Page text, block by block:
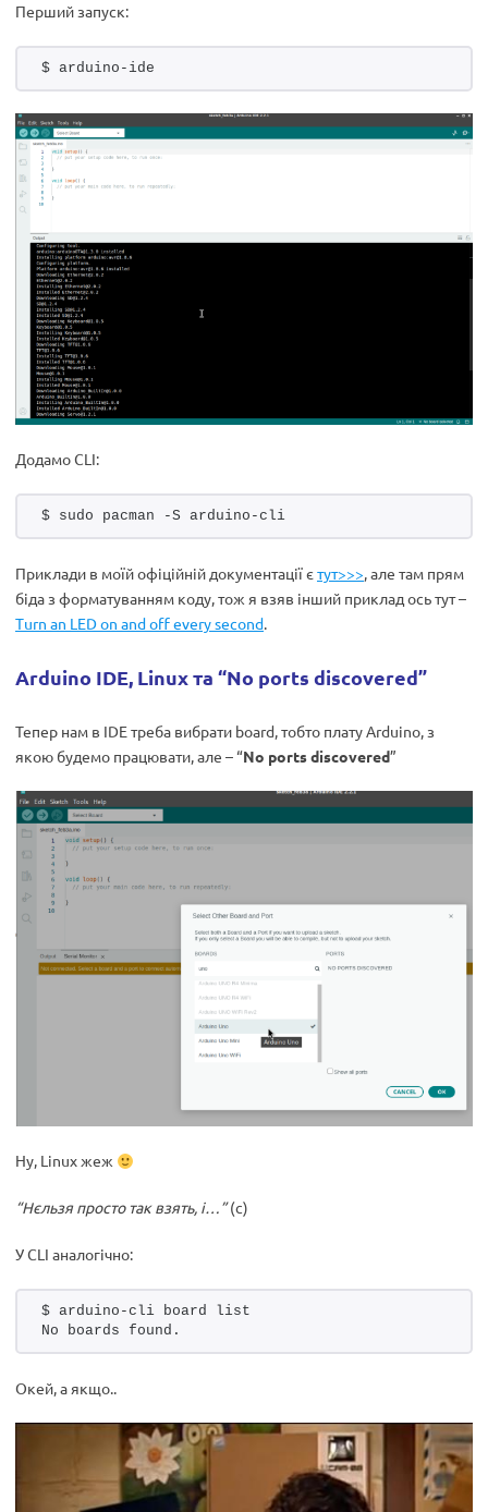
Перший запуск:
$ arduino-ide
Додамо CLI:
$ sudo pacman -S arduino-cli
Приклади в моїй офіційній документації єтут>>>, але там прям
біда з форматуванням коду, тож я взяв інший приклад ось тут –
Turn an LED on and off every second.
Arduino IDE, Linux та “No ports discovered”
Тепер нам в IDE треба вибрати board, тобто плату Arduino, з
якою будемо працювати, але – “No ports discovered”
Ну, Linux жеж
“Нєльзя просто так взять, і…”(с)
У CLI аналогічно:
$ arduino-cli board list
No boards found.
Окей, а якщо..